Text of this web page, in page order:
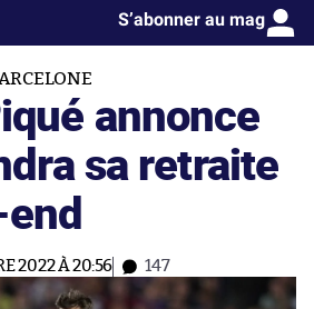
S’abonner au mag
annonce
sa retraite
2022 À 20:56 147